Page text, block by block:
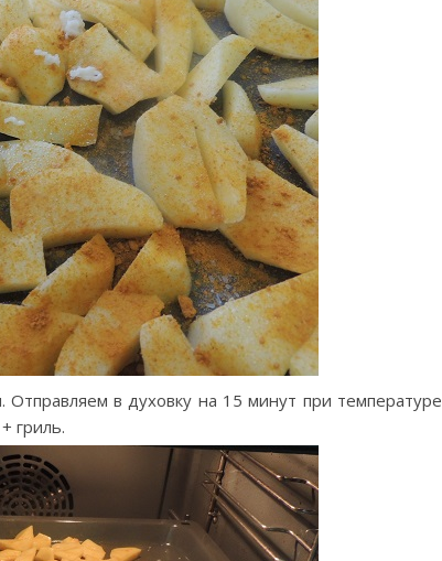
в духовку на 15 минут при температуре
гриль.